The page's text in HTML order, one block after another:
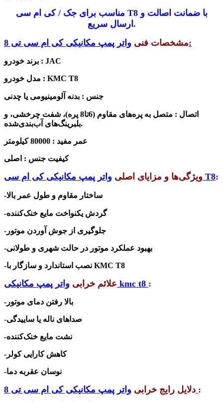
مناسب برای جک / کی ام سی T8 با ضمانت اصالت و
ارسال سریع .
مشخصات فنی واتر پمپ مکانیکی کی ام سی تی 8 :
برند خودرو : JAC
مدل خودرو : KMC T8
جنس : بدنه آلومینیومی یا چدنی
اتصال : متصل به پره‌های مقاوم (6تا8 پره)، شفت چرخشی، و
بلبرینگ‌های آب‌بندی‌شده.
کیفیت جنس : اصلی
ویژگی‌ها و مزایای اصلی واتر پمپ مکانیکی کی ام سی T8:
-ساختار مقاوم و طول عمر بالا
-گردش یکنواخت مایع خنک‌کننده
-جلوگیری از جوش آوردن موتور
-بهبود عملکرد موتور در حالت شهری و طولانی
-نصب استاندارد و سازگار با KMC T8
علائم خرابی واتر پمپ مکانیکی kmc t8 :
-بالا رفتن دمای موتور
-صداهای ناله یا ساییدگی
-نشت مایع خنک‌کننده
-کاهش کارایی کولر
-نوسان عقربه دما
دلایل رایج خرابی واتر پمپ مکانیکی کی ام سی تی 8 :